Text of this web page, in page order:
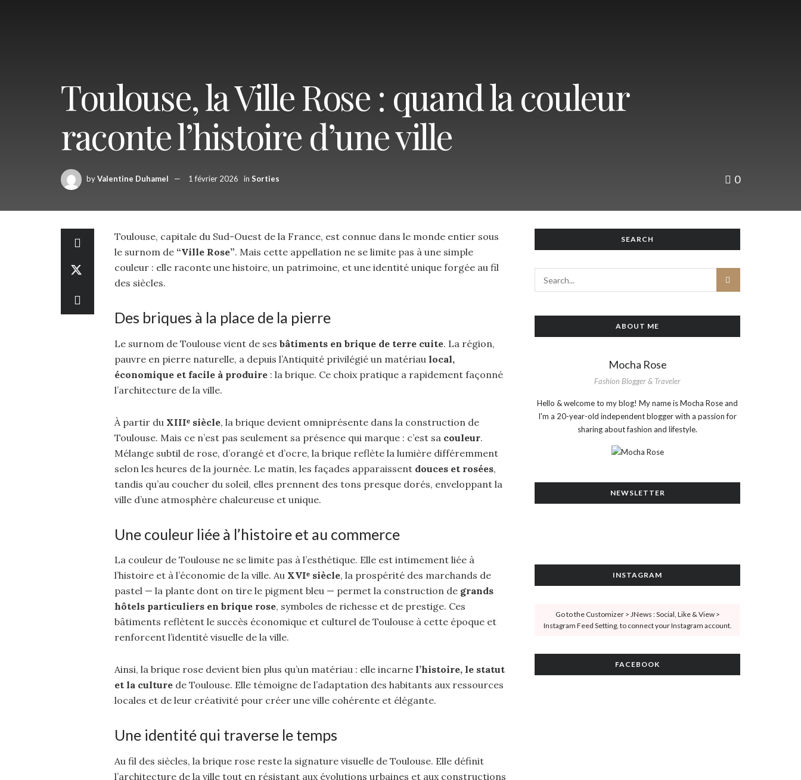
Toulouse, la Ville Rose : quand la couleur
raconte l’histoire d’une ville
byValentine Duhamel 1 février 2026 in Sorties 0
Toulouse, capitale du Sud-Ouest de la France, est connue dans le monde entier sous
le surnom de “Ville Rose”. Mais cette appellation ne se limite pas à une simple
couleur : elle raconte une histoire, un patrimoine, et une identité unique forgée au fil
des siècles.
Des briques à la place de la pierre
Le surnom de Toulouse vient de ses bâtiments en brique de terre cuite. La région,
pauvre en pierre naturelle, a depuis l’Antiquité privilégié un matériau local,
économique et facile à produire : la brique. Ce choix pratique a rapidement façonné
l’architecture de la ville.
À partir du XIIIᵉ siècle, la brique devient omniprésente dans la construction de
Toulouse. Mais ce n’est pas seulement sa présence qui marque : c’est sa couleur.
Mélange subtil de rose, d’orangé et d’ocre, la brique reflète la lumière différemment
selon les heures de la journée. Le matin, les façades apparaissent douces et rosées,
tandis qu’au coucher du soleil, elles prennent des tons presque dorés, enveloppant la
ville d’une atmosphère chaleureuse et unique.
Une couleur liée à l’histoire et au commerce
La couleur de Toulouse ne se limite pas à l’esthétique. Elle est intimement liée à
l’histoire et à l’économie de la ville. Au XVIᵉ siècle, la prospérité des marchands de
pastel — la plante dont on tire le pigment bleu — permet la construction de grands
hôtels particuliers en brique rose, symboles de richesse et de prestige. Ces
bâtiments reflètent le succès économique et culturel de Toulouse à cette époque et
renforcent l’identité visuelle de la ville.
Ainsi, la brique rose devient bien plus qu’un matériau : elle incarne l’histoire, le statut
et la culture de Toulouse. Elle témoigne de l’adaptation des habitants aux ressources
locales et de leur créativité pour créer une ville cohérente et élégante.
Une identité qui traverse le temps
Au fil des siècles, la brique rose reste la signature visuelle de Toulouse. Elle définit
l’architecture de la ville tout en résistant aux évolutions urbaines et aux constructions
SEARCH
ABOUT ME
Mocha Rose
Fashion Blogger & Traveler
Hello & welcome to my blog! My name is Mocha Rose and
I'm a 20-year-old independent blogger with a passion for
sharing about fashion and lifestyle.
NEWSLETTER
INSTAGRAM
Go to the Customizer > JNews : Social, Like & View >
Instagram Feed Setting, to connect your Instagram account.
FACEBOOK